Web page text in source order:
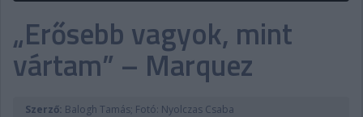
PODCAST
SHOP
DIGITÁLIS MAGAZIN
PONTÁLLÁSOK
„Erősebb vagyok, mint
vártam” – Marquez
Szerző: Balogh Tamás; Fotó: Nyolczas Csaba